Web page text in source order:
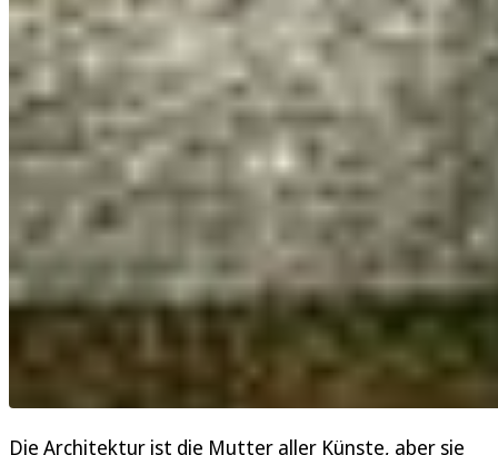
Die Architektur ist die Mutter aller Künste, aber sie